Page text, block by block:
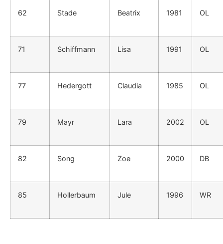
62 Stade Beatrix 1981 OL
71 Schiffmann Lisa 1991 OL
77 Hedergott Claudia 1985 OL
79 Mayr Lara 2002 OL
82 Song Zoe 2000 DB
85 Hollerbaum Jule 1996 WR